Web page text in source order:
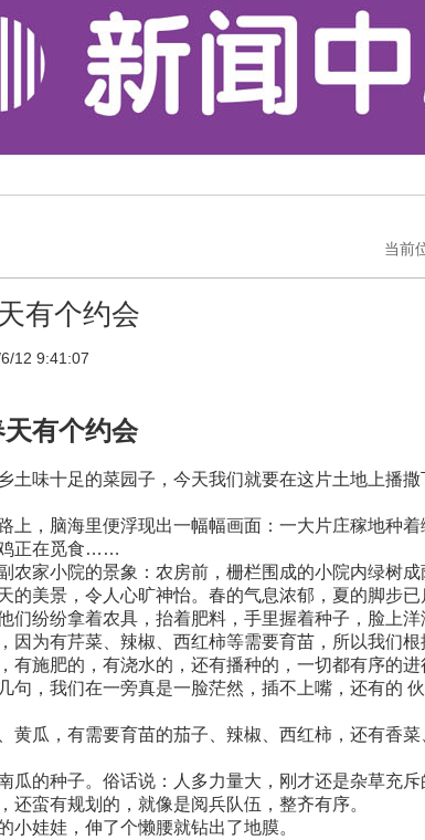
当前
有个约会
12 9:41:07
有个约会
味十足的菜园子，今天我们就要在这片土地上播撒
，脑海里便浮现出一幅幅画面：一大片庄稼地种着
鸡正在觅食……
家小院的景象：农房前，栅栏围成的小院内绿树成
的美景，令人心旷神怡。春的气息浓郁，夏的脚步
纷纷拿着农具，抬着肥料，手里握着种子，脸上洋
为有芹菜、辣椒、西红柿等需要育苗，所以我们
有施肥的，有浇水的，还有播种的，一切都有序的
，我们在一旁真是一脸茫然，插不上嘴，还有的
瓜，有需要育苗的茄子、辣椒、西红柿，还有香菜
的种子。俗话说：人多力量大，刚才还是杂草充斥
蛮有规划的，就像是阅兵队伍，整齐有序。
娃娃，伸了个懒腰就钻出了地膜。